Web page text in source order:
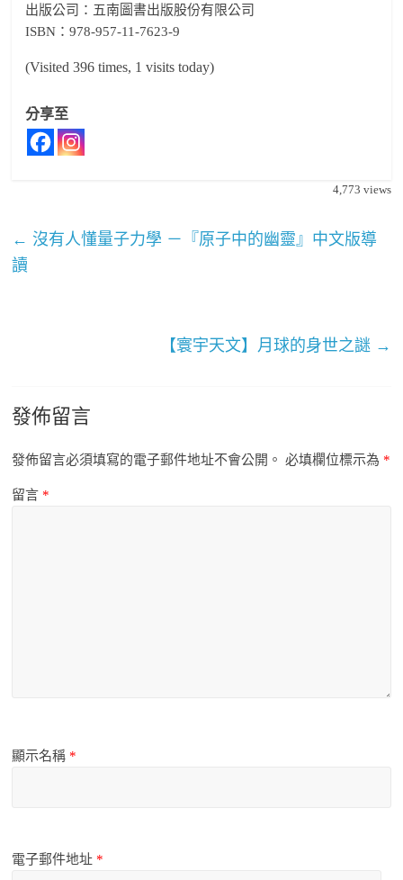
出版公司：五南圖書出版股份有限公司
ISBN：978-957-11-7623-9
(Visited 396 times, 1 visits today)
分享至
4,773 views
← 沒有人懂量子力學 －『原子中的幽靈』中文版導
讀
【寰宇天文】月球的身世之謎 →
發佈留言
發佈留言必須填寫的電子郵件地址不會公開。 必填欄位標示為 *
留言 *
顯示名稱 *
電子郵件地址 *